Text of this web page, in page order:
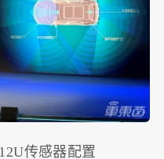
传感器配置